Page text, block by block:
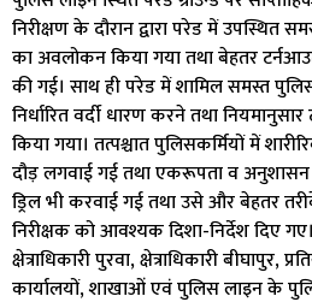
निरीक्षण के दौरान द्वारा परेड में उपस्थित
का अवलोकन किया गया तथा बेहतर
की गई। साथ ही परेड में शामिल समस्त
निर्धारित वर्दी धारण करने तथा
किया गया। तत्पश्चात पुलिसकर्मियों में
दौड़ लगवाई गई तथा एकरूपता व
ड्रिल भी करवाई गई तथा उसे और बेहतर
निरीक्षक को आवश्यक दिशा-निर्देश दिए
क्षेत्राधिकारी पुरवा, क्षेत्राधिकारी बीघापुर,
कार्यालयों, शाखाओं एवं पुलिस लाइन के